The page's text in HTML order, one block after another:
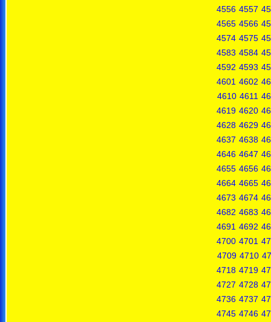
4556 4557
4565 4566
4574 4575
4583 4584
4592 4593
4601 4602
4610 4611
4619 4620
4628 4629
4637 4638
4646 4647
4655 4656
4664 4665
4673 4674
4682 4683
4691 4692
4700 4701
4709 4710
4718 4719
4727 4728
4736 4737
4745 4746